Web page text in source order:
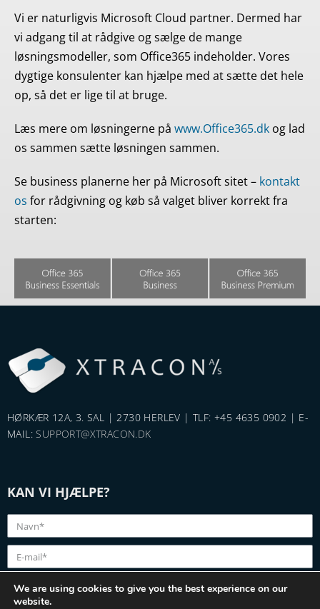
Vi er naturligvis Microsoft Cloud partner. Dermed har
vi adgang til at rådgive og sælge de mange
løsningsmodeller, som Office365 indeholder. Vores
dygtige konsulenter kan hjælpe med at sætte det hele
op, så det er lige til at bruge.
Læs mere om løsningerne på www.Office365.dk og lad
os sammen sætte løsningen sammen.
Se business planerne her på Microsoft sitet – kontakt
os for rådgivning og køb så valget bliver korrekt fra
starten:
HØRKÆR 12A, 3. SAL | 2730 HERLEV | TLF: +45 4635 0902 | E-
MAIL:SUPPORT@XTRACON.DK
KAN VI HJÆLPE?
We are using cookies to give you the best experience on our
website.